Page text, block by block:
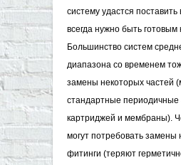
систему удастся поставить
всегда нужно быть готовым
Большинство систем
диапазона со временем
замены некоторых частей
стандартные
картриджей и мембраны).
могут потребовать замены
фитинги (теряют